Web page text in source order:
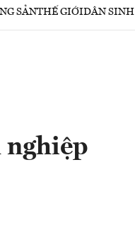
SẢNTHẾ GIỚIDÂN SINH
nghiệp